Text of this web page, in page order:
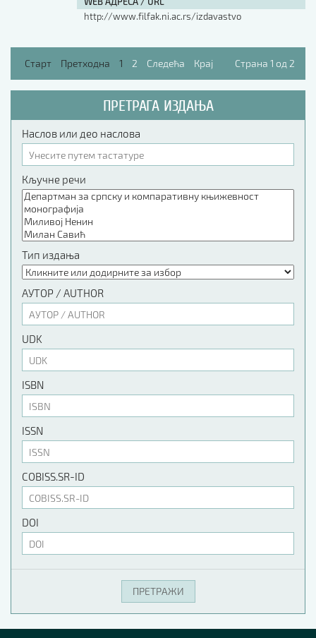
http://www.filfak.ni.ac.rs/izdavastvo
Старт Претходна 1 2 Следећа Крај Страна 1 од 2
ПРЕТРАГА ИЗДАЊА
Наслов или део наслова
Кључне речи
Тип издања
АУТОР / AUTHOR
UDK
ISBN
ISSN
COBISS.SR-ID
DOI